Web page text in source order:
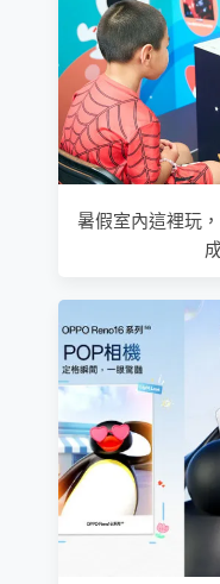
暑假室內這裡玩